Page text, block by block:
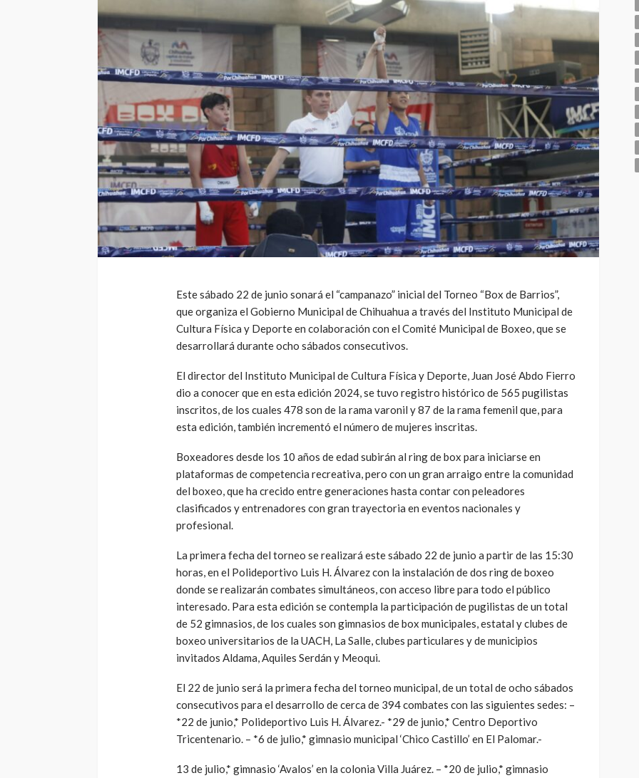
Este sábado 22 de junio sonará el “campanazo” inicial del Torneo “Box de Barrios”,
que organiza el Gobierno Municipal de Chihuahua a través del Instituto Municipal de
Cultura Física y Deporte en colaboración con el Comité Municipal de Boxeo, que se
desarrollará durante ocho sábados consecutivos.
El director del Instituto Municipal de Cultura Física y Deporte, Juan José Abdo Fierro
dio a conocer que en esta edición 2024, se tuvo registro histórico de 565 pugilistas
inscritos, de los cuales 478 son de la rama varonil y 87 de la rama femenil que, para
esta edición, también incrementó el número de mujeres inscritas.
Boxeadores desde los 10 años de edad subirán al ring de box para iniciarse en
plataformas de competencia recreativa, pero con un gran arraigo entre la comunidad
del boxeo, que ha crecido entre generaciones hasta contar con peleadores
clasificados y entrenadores con gran trayectoria en eventos nacionales y
profesional.
La primera fecha del torneo se realizará este sábado 22 de junio a partir de las 15:30
horas, en el Polideportivo Luis H. Álvarez con la instalación de dos ring de boxeo
donde se realizarán combates simultáneos, con acceso libre para todo el público
interesado. Para esta edición se contempla la participación de pugilistas de un total
de 52 gimnasios, de los cuales son gimnasios de box municipales, estatal y clubes de
boxeo universitarios de la UACH, La Salle, clubes particulares y de municipios
invitados Aldama, Aquiles Serdán y Meoqui.
El 22 de junio será la primera fecha del torneo municipal, de un total de ocho sábados
consecutivos para el desarrollo de cerca de 394 combates con las siguientes sedes: –
*22 de junio,* Polideportivo Luis H. Álvarez.- *29 de junio,* Centro Deportivo
Tricentenario. – *6 de julio,* gimnasio municipal ‘Chico Castillo’ en El Palomar.-
13 de julio,* gimnasio ‘Avalos’ en la colonia Villa Juárez. – *20 de julio,* gimnasio